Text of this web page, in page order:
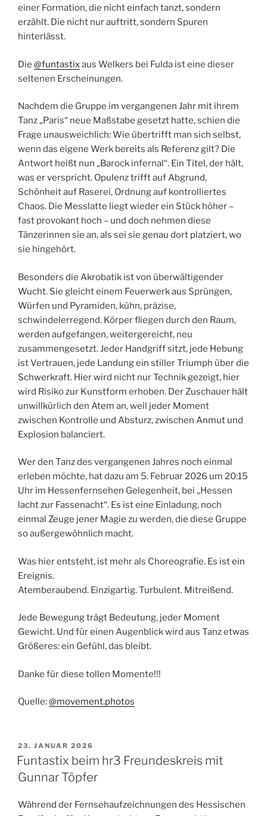
einer Formation, die nicht einfach tanzt, sondern
erzählt. Die nicht nur auftritt, sondern Spuren
hinterlässt.
Die @funtastixaus Welkers bei Fulda ist eine dieser
seltenen Erscheinungen.
Nachdem die Gruppe im vergangenen Jahr mit ihrem
Tanz „Paris“ neue Maßstabe gesetzt hatte, schien die
Frage unausweichlich: Wie übertrifft man sich selbst,
wenn das eigene Werk bereits als Referenz gilt? Die
Antwort heißt nun „Barock infernal“. Ein Titel, der hält,
was er verspricht. Opulenz trifft auf Abgrund,
Schönheit auf Raserei, Ordnung auf kontrolliertes
Chaos. Die Messlatte liegt wieder ein Stück höher –
fast provokant hoch – und doch nehmen diese
Tänzerinnen sie an, als sei sie genau dort platziert, wo
sie hingehört.
Besonders die Akrobatik ist von überwältigender
Wucht. Sie gleicht einem Feuerwerk aus Sprüngen,
Würfen und Pyramiden, kühn, präzise,
schwindelerregend. Körper fliegen durch den Raum,
werden aufgefangen, weitergereicht, neu
zusammengesetzt. Jeder Handgriff sitzt, jede Hebung
ist Vertrauen, jede Landung ein stiller Triumph über die
Schwerkraft. Hier wird nicht nur Technik gezeigt, hier
wird Risiko zur Kunstform erhoben. Der Zuschauer hält
unwillkürlich den Atem an, weil jeder Moment
zwischen Kontrolle und Absturz, zwischen Anmut und
Explosion balanciert.
Wer den Tanz des vergangenen Jahres noch einmal
erleben möchte, hat dazu am 5. Februar 2026 um 20:15
Uhr im Hessenfernsehen Gelegenheit, bei „Hessen
lacht zur Fassenacht“. Es ist eine Einladung, noch
einmal Zeuge jener Magie zu werden, die diese Gruppe
so außergewöhnlich macht.
Was hier entsteht, ist mehr als Choreografie. Es ist ein
Ereignis.
Atemberaubend. Einzigartig. Turbulent. Mitreißend.
Jede Bewegung trägt Bedeutung, jeder Moment
Gewicht. Und für einen Augenblick wird aus Tanz etwas
Größeres: ein Gefühl, das bleibt.
Danke für diese tollen Momente!!!
Quelle:@movement.photos
VERÖFFENTLICHT
AM
23. JANUAR 2026
Funtastix beim hr3 Freundeskreis mit
Gunnar Töpfer
Während der Fernsehaufzeichnungen des Hessischen